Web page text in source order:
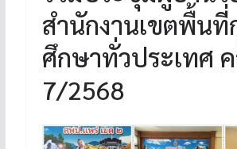
สำนักงานเขตพื้นที่
ศึกษาทั่วประเทศ
7/2568